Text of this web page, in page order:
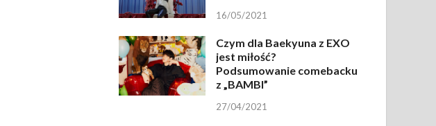
16/05/2021
Czym dla Baekyuna z EXO
jest miłość?
Podsumowanie comebacku
z „BAMBI”
27/04/2021